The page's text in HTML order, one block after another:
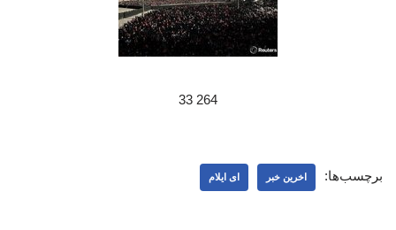
264 33
برچسب‌ها: اخرین خبر ای ایلام